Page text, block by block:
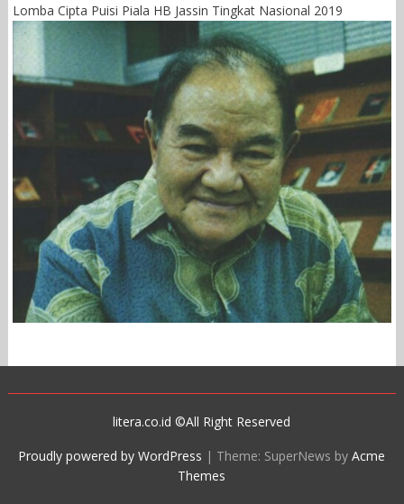
Lomba Cipta Puisi Piala HB Jassin Tingkat Nasional 2019
litera.co.id ©All Right Reserved
Proudly powered by WordPress | Theme: SuperNews byAcme
Themes